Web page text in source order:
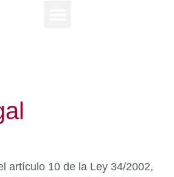
artículo 10 de la Ley 34/2002,